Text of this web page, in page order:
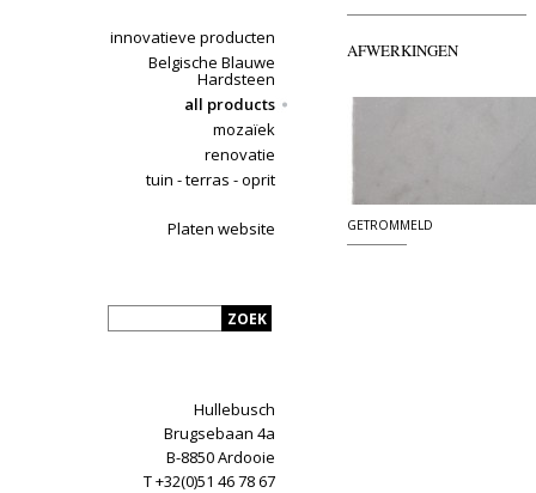
innovatieve producten
Belgische Blauwe
Hardsteen
all products
mozaïek
renovatie
tuin - terras - oprit
Platen website
Hullebusch
Brugsebaan 4a
B-8850 Ardooie
T +32(0)51 46 78 67
AFWERKINGEN
GETROMMELD